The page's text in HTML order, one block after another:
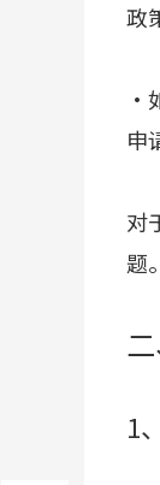
政
·
申
对
题。
1